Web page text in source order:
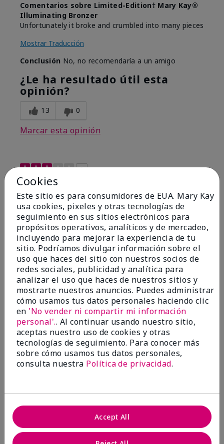
Comentarios sobre Limited-Edition† Mary Kay®
Illuminating Bronzer
Unfortunately it broke and crumbled into many pieces
Mostrar Traducción
Conclusión No, no recomendaría a un amigo
¿Le ha resultado útil esta
opinión?
13 0
Marcar esta opinión
3
Not as good as the old version!
EnviadoHace 4 meses
por DG
de Indianapolis
Evaluado en
marykay.com/en-us/
Comentarios sobre Limited-Edition† Mary Kay®
Illuminating Bronzer
For the medium bronzer, it's a great product, but
really miss the "old" version. This one is a little too
orange for me. I have a fair complexion and would
love the "old" color as a choice.
Mostrar Traducción
ConclusiónSí, recomendaría a un amigo
¿Le ha resultado útil esta
Marcar esta opinión
Cookies
Este sitio es para consumidores de EUA. Mary Kay
usa cookies, pixeles y otras tecnologías de
seguimiento en sus sitios electrónicos para
propósitos operativos, analíticos y de mercadeo,
incluyendo para mejorar la experiencia de tu
sitio. Podríamos divulgar información sobre el
uso que haces del sitio con nuestros socios de
redes sociales, publicidad y analítica para
analizar el uso que haces de nuestros sitios y
mostrarte nuestros anuncios. Puedes administrar
cómo usamos tus datos personales haciendo clic
en 'No vender ni compartir mi información
personal'.. Al continuar usando nuestro sitio,
aceptas nuestro uso de cookies y otras
tecnologías de seguimiento. Para conocer más
sobre cómo usamos tus datos personales,
consulta nuestra Política de privacidad.
Accept All